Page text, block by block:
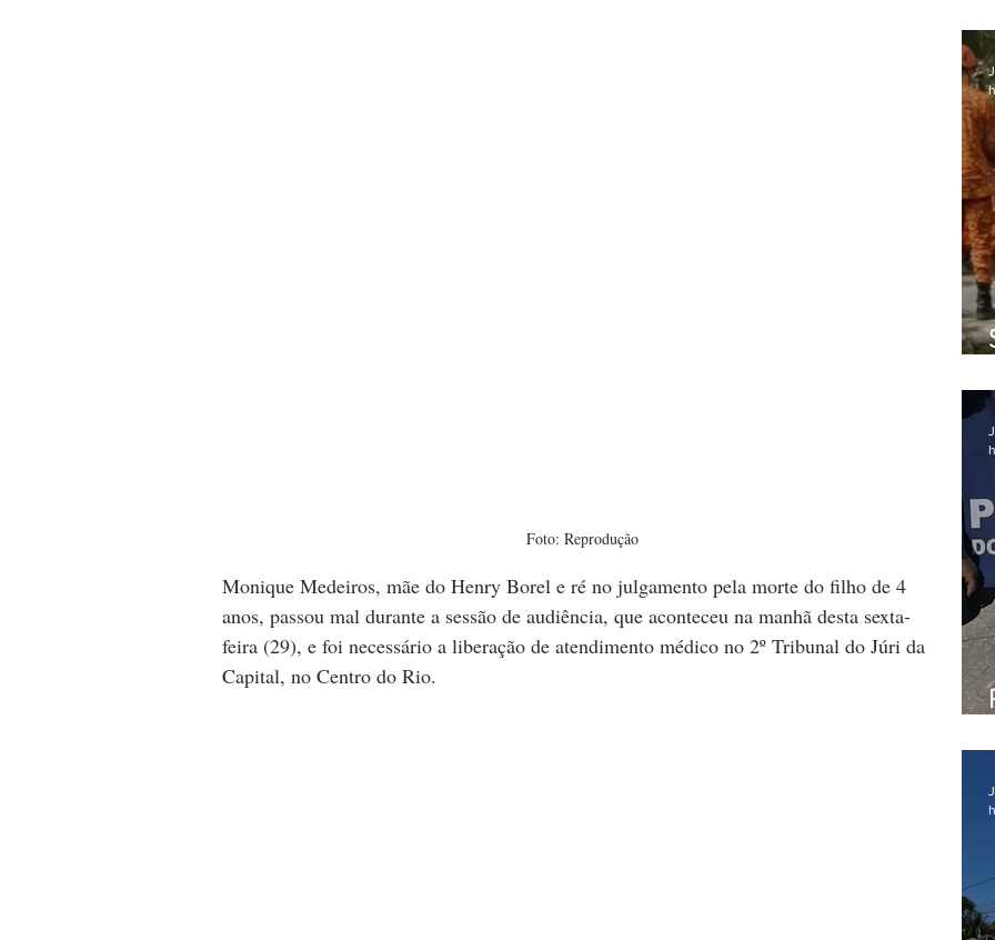
Foto: Reprodução
Monique Medeiros, mãe do Henry Borel e ré no julgamento pela morte do filho de 4
anos, passou mal durante a sessão de audiência, que aconteceu na manhã desta sexta-
feira (29), e foi necessário a liberação de atendimento médico no 2º Tribunal do Júri da
Capital, no Centro do Rio.